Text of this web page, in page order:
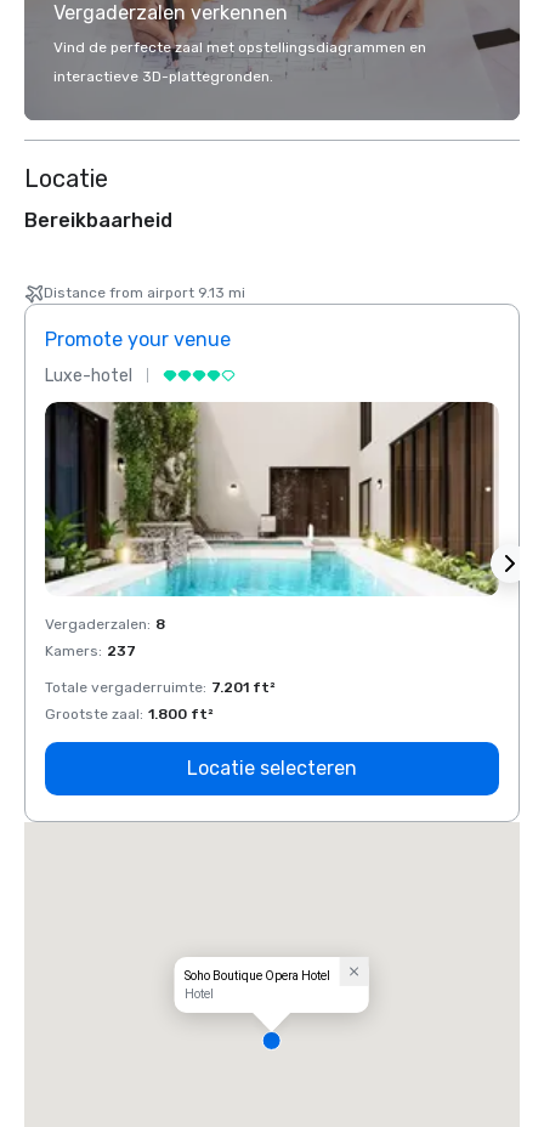
Vergaderzalen verkennen
Vind de perfecte zaal met opstellingsdiagrammen en
interactieve 3D-plattegronden.
Locatie
Bereikbaarheid
Distance from airport 9.13 mi
Promote your venue
Luxe-hotel
Vergaderzalen: 8
Kamers: 237
Totale vergaderruimte: 7.201 ft²
Grootste zaal: 1.800 ft²
Locatie selecteren
Soho Boutique Opera Hotel
Hotel